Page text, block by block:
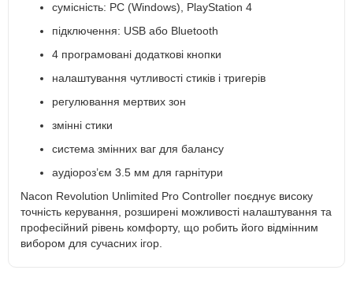
сумісність: PC (Windows), PlayStation 4
підключення: USB або Bluetooth
4 програмовані додаткові кнопки
налаштування чутливості стиків і тригерів
регулювання мертвих зон
змінні стики
система змінних ваг для балансу
аудіороз’єм 3.5 мм для гарнітури
Nacon Revolution Unlimited Pro Controller поєднує високу
точність керування, розширені можливості налаштування та
професійний рівень комфорту, що робить його відмінним
вибором для сучасних ігор.